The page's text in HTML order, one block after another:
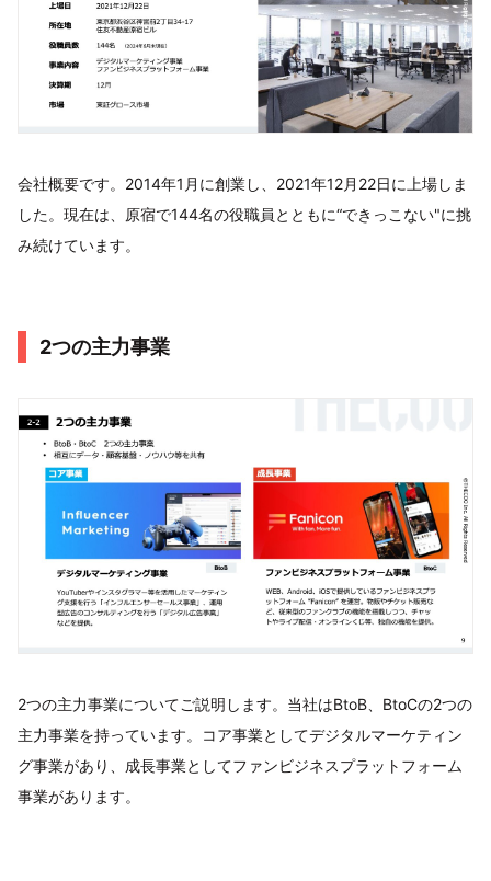
会社概要です。2014年1月に創業し、2021年12月22日に上場しま
した。現在は、原宿で144名の役職員とともに“できっこない"に挑
み続けています。
2つの主力事業
2つの主力事業についてご説明します。当社はBtoB、BtoCの2つの
主力事業を持っています。コア事業としてデジタルマーケティン
グ事業があり、成長事業としてファンビジネスプラットフォーム
事業があります。